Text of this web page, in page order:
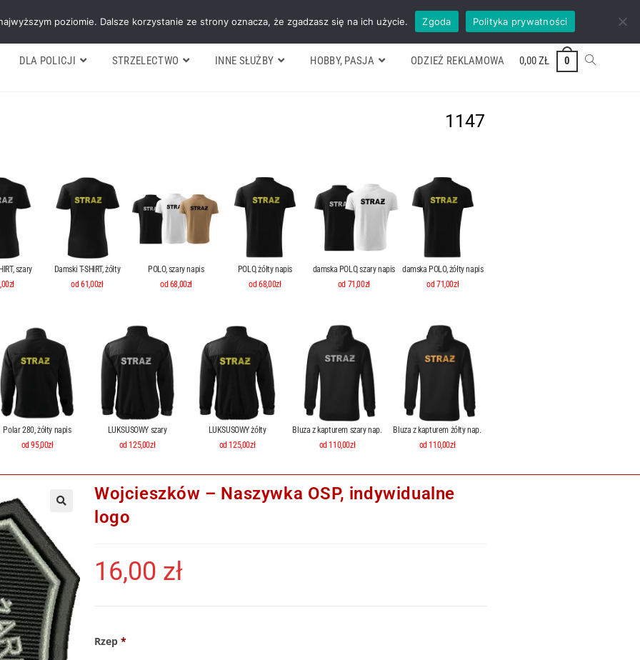
Formularz wyceny Kontakt ZADZWOŃ TEL. 600 352 938
DLA POLICJI STRZELECTWO INNE SŁUŻBY HOBBY, PASJA ODZIEŻ REKLAMOWA 0,00ZŁ 0
1147
szary
Damski T-SHIRT, żółty
od 61,00zł
POLO, szary napis
od 68,00zł
POLO, żółty napis
od 68,00zł
damska POLO, szary napis
od 71,00zł
damska POLO, żółty napis
od 71,00zł
Polar 280, żółty napis
od 95,00zł
LUKSUSOWY szary
od 125,00zł
LUKSUSOWY żółty
od 125,00zł
Bluza z kapturem szary nap.
od 110,00zł
Bluza z kapturem żółty nap.
od 110,00zł
Wojcieszków – Naszywka OSP, indywidualne
logo
16,00 zł
Rzep *
poziomie. Dalsze korzystanie ze strony oznacza, że zgadzasz się na ich użycie. Zgoda Polityka prywatności